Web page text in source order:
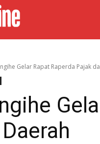
Gelar Rapat Raperda Pajak